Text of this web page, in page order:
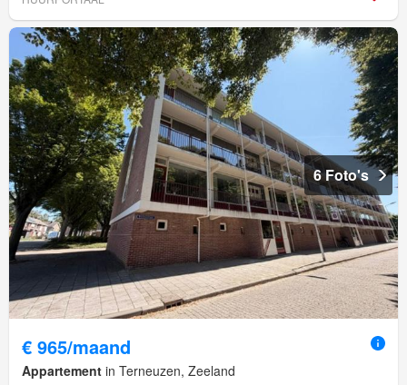
6 Foto's
€ 965/maand
Appartement in Terneuzen, Zeeland